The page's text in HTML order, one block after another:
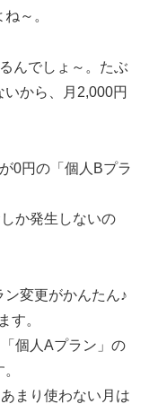
～。
んでしょ～。たぶ
から、月2,000円
0円の「個人Bプラ
か発生しないの
変更がかんたん♪
す。
個人Aプラン」の
まり使わない月は